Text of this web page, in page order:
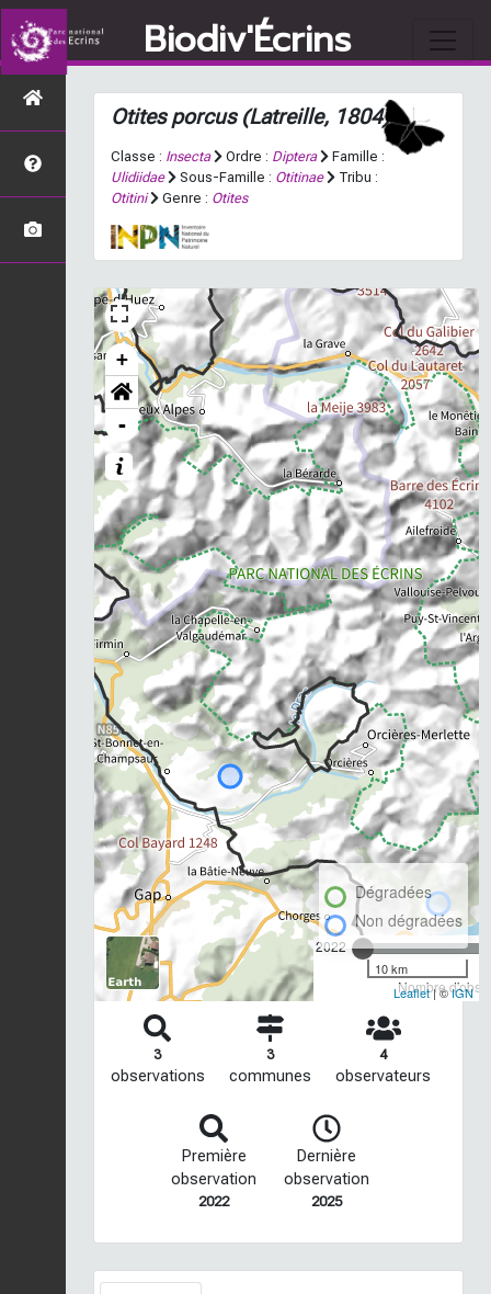
Biodiv'Écrins
Otites porcus(Latreille, 1804)
Classe : Insecta Ordre : Diptera
Famille :
Ulidiidae
Sous-Famille : Otitinae
Tribu :
Otitini
Genre : Otites
+
-
2022
Nombre
Dégradées
Non dégradées
10 km
Leaflet| ©IGN
3
observations
3
communes
4
observateurs
Première
observation
2022
Dernière
observation
2025